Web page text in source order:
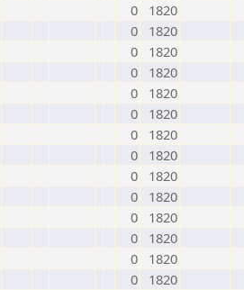
0
1820
0
1820
0
1820
0
1820
0
1820
0
1820
0
1820
0
1820
0
1820
0
1820
0
1820
0
1820
0
1820
0
1820